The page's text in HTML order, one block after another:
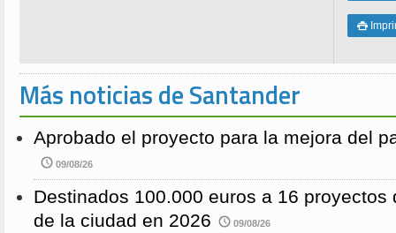

Más noticias de Santander
Aprobado el proyecto para la mejora del
09/08/26
Destinados 100.000 euros a 16
de la ciudad en 2026
09/08/26